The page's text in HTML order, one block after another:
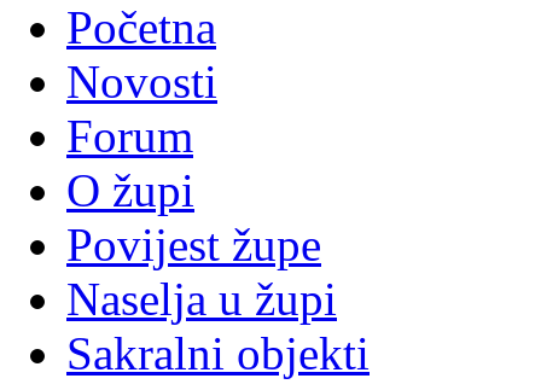
Početna
Novosti
Forum
O župi
Povijest župe
Naselja u župi
Sakralni objekti